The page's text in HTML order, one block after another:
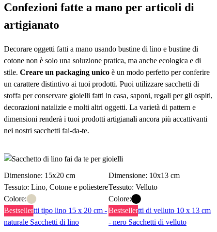
Confezioni fatte a mano per articoli di
artigianato
Decorare oggetti fatti a mano usando bustine di lino e bustine di
cotone non è solo una soluzione pratica, ma anche ecologica e di
stile. Creare un packaging unico è un modo perfetto per conferire
un carattere distintivo ai tuoi prodotti. Puoi utilizzare sacchetti di
stoffa per conservare gioielli fatti in casa, saponi, regali per gli ospiti,
decorazioni natalizie e molti altri oggetti. La varietà di pattern e
dimensioni renderà i tuoi prodotti artigianali ancora più accattivanti
nei nostri sacchetti fai-da-te.
Dimensione: 15x20 cm
Tessuto: Lino, Cotone e poliestere
Colore:
Bestseller
Dimensione: 10x13 cm
Tessuto: Velluto
Colore:
Bestseller